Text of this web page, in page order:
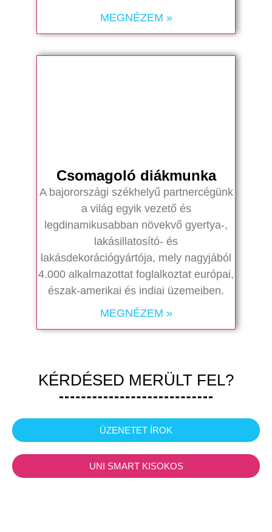
MEGNÉZEM »
Csomagoló diákmunka
A bajorországi székhelyű partnercégünk
a világ egyik vezető és
legdinamikusabban növekvő gyertya-,
lakásillatosító- és
lakásdekorációgyártója, mely nagyjából
4.000 alkalmazottat foglalkoztat európai,
észak-amerikai és indiai üzemeiben.
MEGNÉZEM »
KÉRDÉSED MERÜLT FEL?
ÜZENETET ÍROK
UNI SMART KISOKOS